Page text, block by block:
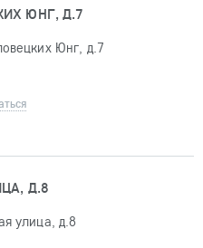
ЮНГ, Д.7
Юнг, д.7
Д.8
улица, д.8